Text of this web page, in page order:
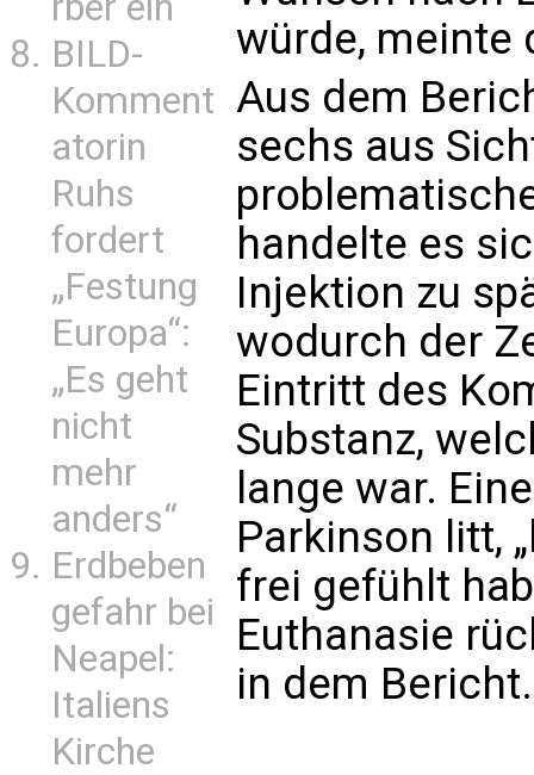
BILD-
Komment
atorin
Ruhs
fordert
„Festung
Europa“:
„Es geht
nicht
mehr
anders“
Erdbeben
gefahr bei
Neapel:
Italiens
Kirche
würde, meinte
Aus dem
sechs aus
handelte es
Injektion zu
wodurch der
Eintritt des
Substanz,
lange war.
Parkinson litt,
frei gefühlt
Euthanasie
in dem Bericht.